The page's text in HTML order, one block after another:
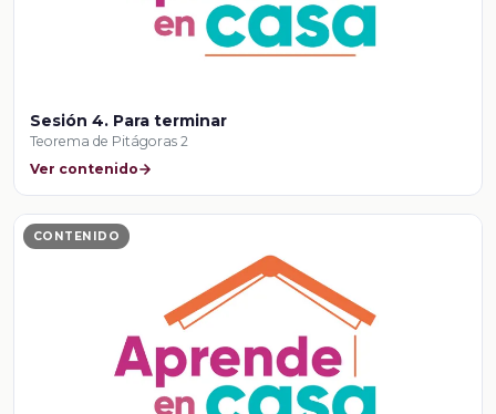
Sesión 4. Para terminar
Teorema de Pitágoras 2
Ver contenido
CONTENIDO